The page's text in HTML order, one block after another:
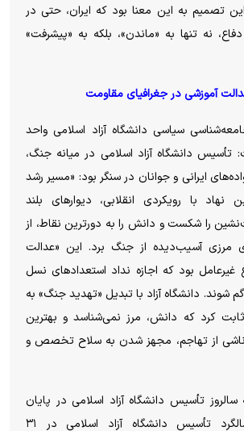
این تصمیم به این معنا بود که ایران، حتی در
نه تنها به «ماندن»، بلکه به «پیشرفت»
آموزشی در جغرافیای مقاومت
سیاسی دانشگاه آزاد اسلامی واحد
دانشگاه آزاد اسلامی در میانه جنگ،
ایرانی و جوانان در سنگر بود: «مسیر رشد
با رویکردی انقلابی، دیوار‌های بلند
را شکست و دانش را به دورترین نقاط، از
مرزی آسیب‌دیده از جنگ برد. این «عدالت
غیرعامل بود که اجازه نداد استعداد‌های نسل
شوند. دانشگاه آزاد با تبدیل «تهدید جنگ» به
کرد که دانش، مرز نمی‌شناسد و بهترین
ناشی از تهاجم، مجهز شدن به سلاح تخصص و
سالروز تأسیس دانشگاه آزاد اسلامی در پایان
خاطرنشان کرد: سالگرد تأسیس دانشگاه آزاد اسلامی در ۳۱